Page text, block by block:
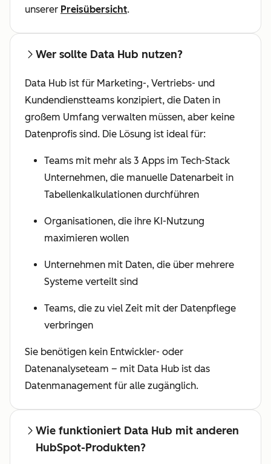
unserer Preisübersicht.
Wer sollte Data Hub nutzen?
Data Hub ist für Marketing-, Vertriebs- und
Kundendienstteams konzipiert, die Daten in
großem Umfang verwalten müssen, aber keine
Datenprofis sind. Die Lösung ist ideal für:
Teams mit mehr als 3 Apps im Tech-Stack
Unternehmen, die manuelle Datenarbeit in
Tabellenkalkulationen durchführen
Organisationen, die ihre KI-Nutzung
maximieren wollen
Unternehmen mit Daten, die über mehrere
Systeme verteilt sind
Teams, die zu viel Zeit mit der Datenpflege
verbringen
Sie benötigen kein Entwickler- oder
Datenanalyseteam – mit Data Hub ist das
Datenmanagement für alle zugänglich.
Wie funktioniert Data Hub mit anderen
HubSpot-Produkten?